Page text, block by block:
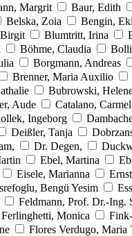
Margrit Baur, Edith
Belska, Zoia Bengin,
Blumtritt, Irina
Böhme, Claudia
Borgmann, Andreas
Brenner, Maria Auxilio
Bubrowski,
Aude Catalano,
Ingeborg
Deißler, Tanja
Dr. Degen,
Ebel, Martina
Eisele, Marianna
Bengü Yesim
Feldmann, Prof. Dr.-Ing.
Ferlinghetti, Monica
Flores Verdugo, Maria